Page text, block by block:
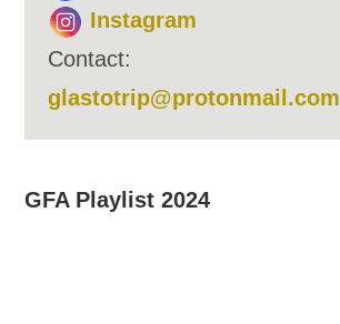
Instagram
Contact:
glastotrip@protonmail.com
GFA Playlist 2024